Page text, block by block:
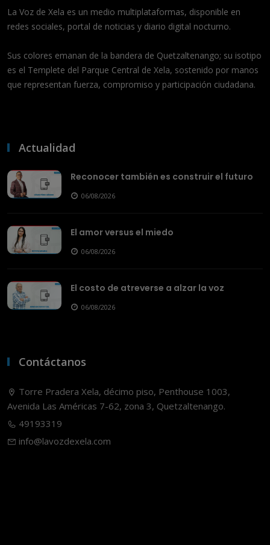
La Voz de Xela es un medio multiplataformas, disponible en
redes sociales, portal de noticias y diario digital nocturno.
Sus colores emanan de la bandera de Quetzaltenango; su isotipo
es el Templete del Parque Central de Xela, sostenido por manos
que representan fuerza, compromiso y participación ciudadana.
Actualidad
Reconocer también es construir el futuro
06/08/2026
El amor versus el miedo
06/08/2026
El costo de atreverse a alzar la voz
06/08/2026
Contáctanos
Torre Pradera Xela, décimo piso, Penthouse 1003,
Avenida Las Américas 7-62, zona 3, Quetzaltenango.
49193319
info@lavozdexela.com